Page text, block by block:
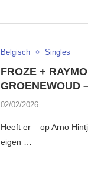
Belgisch Singles
FROZE +
GROENEWOUD
02/02/2026
Heeft er – op Arno
eigen …